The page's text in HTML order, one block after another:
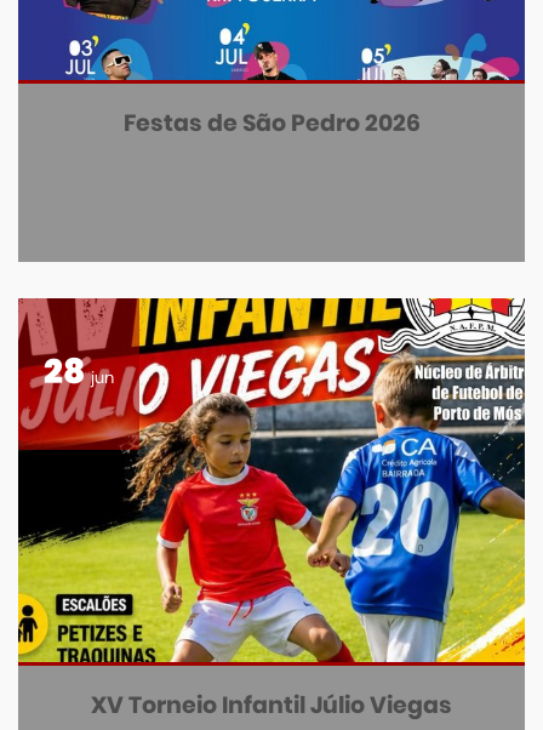
Festas de São Pedro 2026
28 jun
XV Torneio Infantil Júlio Viegas